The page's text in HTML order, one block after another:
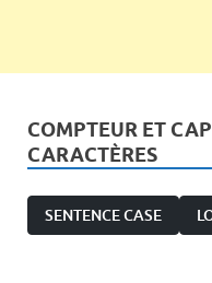
COMPTEUR ET
CARACTÈRES
SENTENCE CASE